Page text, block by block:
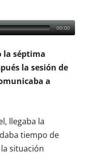
00:00
la séptima
la sesión de
a
llegaba la
tiempo de
situación